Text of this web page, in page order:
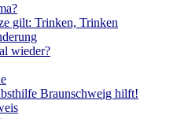
gilt: Trinken, Trinken
wieder?
Braunschweig hilft!